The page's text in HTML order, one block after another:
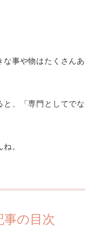
事や物はたくさん
、「専門としてで
。
事の目次